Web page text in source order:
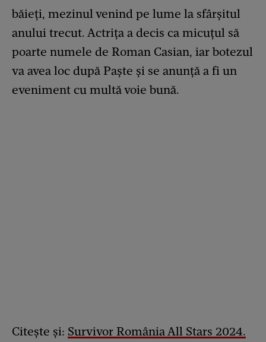
băieți, mezinul venind pe lume la sfârșitul
anului trecut. Actrița a decis ca micuțul să
poarte numele de Roman Casian, iar botezul
va avea loc după Paște și se anunță a fi un
eveniment cu multă voie bună.
Citește și: Survivor România All Stars 2024.